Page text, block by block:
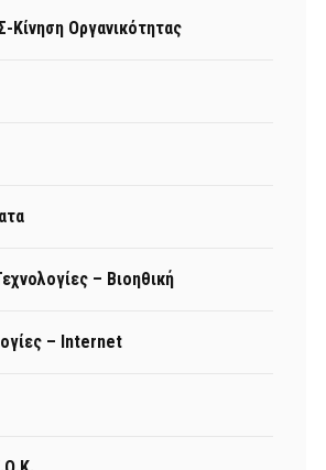
Οργανικότητας
– Βιοηθική
– Internet